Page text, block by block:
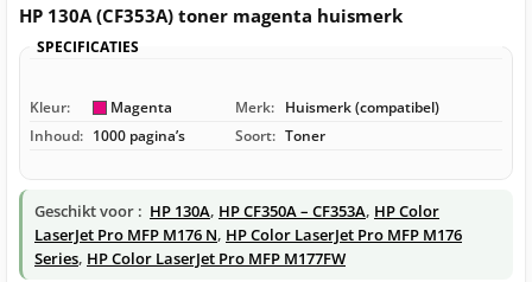
HP 130A (CF353A) toner magenta huismerk
SPECIFICATIES
Kleur: Magenta Merk: Huismerk (compatibel)
Inhoud: 1000 pagina’s Soort: Toner
Geschikt voor : HP 130A, HP CF350A – CF353A, HP Color
LaserJet Pro MFP M176 N, HP Color LaserJet Pro MFP M176
Series, HP Color LaserJet Pro MFP M177FW